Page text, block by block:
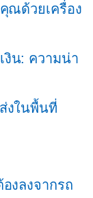
ณด้วยเครื่อง
งิน: ความน่า
งในพื้นที่
งลงจากรถ